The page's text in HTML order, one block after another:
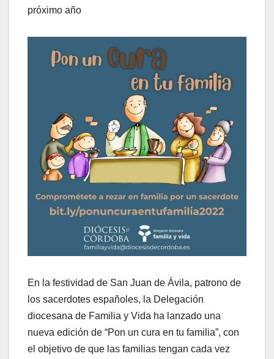
próximo año
En la festividad de San Juan de Ávila, patrono de
los sacerdotes españoles, la Delegación
diocesana de Familia y Vida ha lanzado una
nueva edición de “Pon un cura en tu familia”, con
el objetivo de que las familias tengan cada vez